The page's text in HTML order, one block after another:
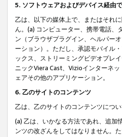
5. ソフトウェアおよびデバイス経由
乙は、以下の媒体上で、またはそれ
ん。(a) コンピューター、携帯電話
ン（ブラウザプラグイン、ヘルパー
ーション）。ただし、承認モバイル
ックス、ストリーミングビデオプレ
ニックViera Cast、Vizioインターネ
ェアその他のアプリケーション。
6. 乙のサイトのコンテンツ
乙は、乙のサイトのコンテンツにつ
(a) 乙は、いかなる方法であれ、追加
ンツの改ざんをしてはなりません。